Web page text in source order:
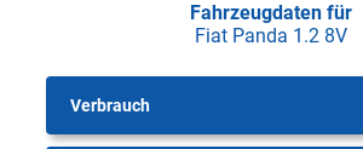
Fahrzeugdaten für
Fiat Panda 1.2 8V
Verbrauch